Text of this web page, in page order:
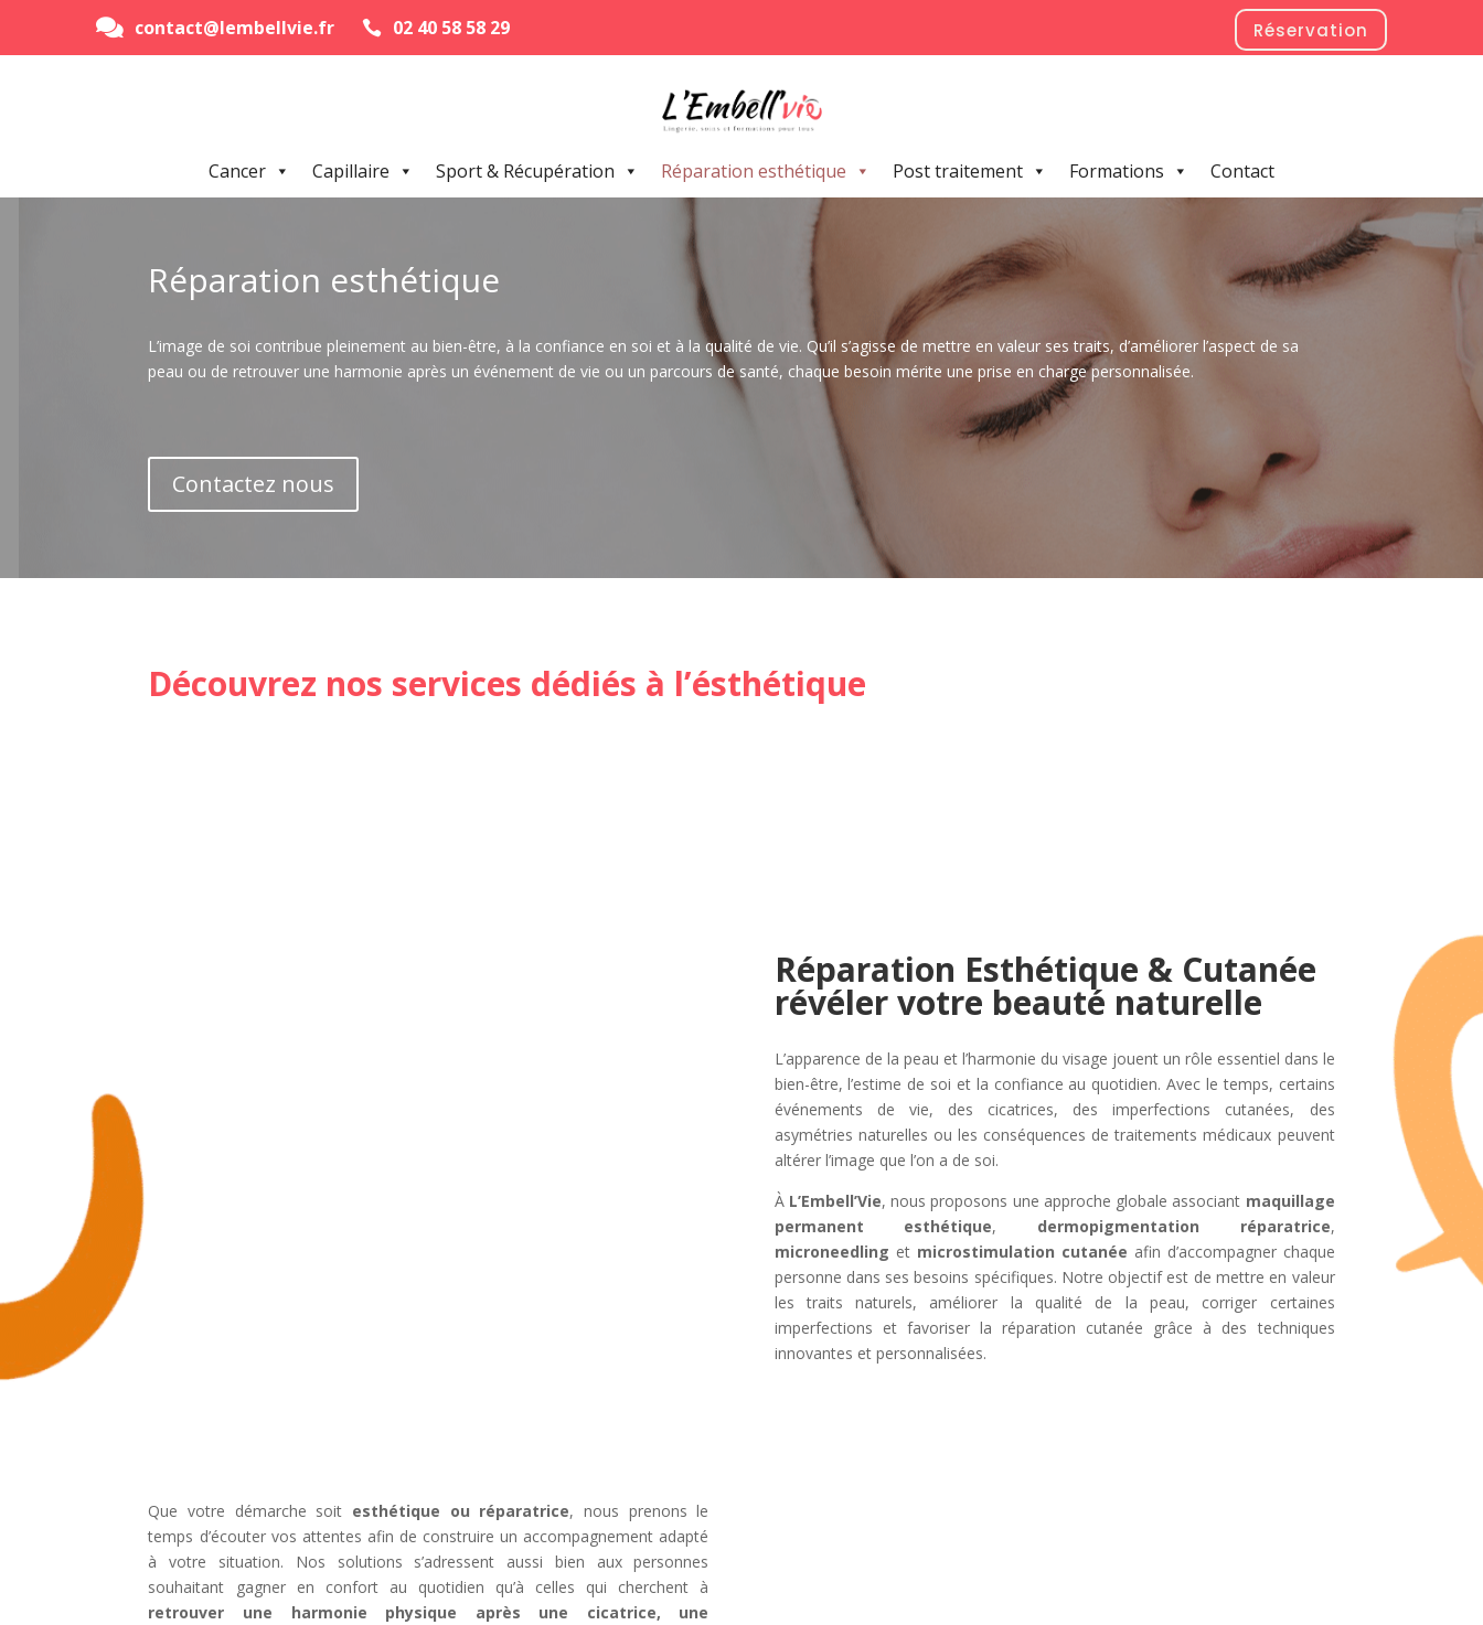
 contact@lembellvie.fr  02 40 58 58 29 Réservation
Cancer Capillaire Sport & Récupération Réparation esthétique Post traitement Formations Contact
Réparation esthétique
L’image de soi contribue pleinement au bien-être, à la confiance en soi et à la qualité de vie. Qu’il s’agisse de mettre en valeur ses traits, d’améliorer l’aspect de sa
peau ou de retrouver une harmonie après un événement de vie ou un parcours de santé, chaque besoin mérite une prise en charge personnalisée.
Contactez nous
Découvrez nos services dédiés à l’ésthétique
Réparation Esthétique & Cutanée
révéler votre beauté naturelle
L’apparence de la peau et l’harmonie du visage jouent un rôle essentiel dans le
bien-être, l’estime de soi et la confiance au quotidien. Avec le temps, certains
événements de vie, des cicatrices, des imperfections cutanées, des
asymétries naturelles ou les conséquences de traitements médicaux peuvent
altérer l’image que l’on a de soi.
À L’Embell’Vie, nous proposons une approche globale associant maquillage
permanent esthétique, dermopigmentation réparatrice,
microneedling et microstimulation cutanée afin d’accompagner chaque
personne dans ses besoins spécifiques. Notre objectif est de mettre en valeur
les traits naturels, améliorer la qualité de la peau, corriger certaines
imperfections et favoriser la réparation cutanée grâce à des techniques
innovantes et personnalisées.
Que votre démarche soit esthétique ou réparatrice, nous prenons le
temps d’écouter vos attentes afin de construire un accompagnement adapté
à votre situation. Nos solutions s’adressent aussi bien aux personnes
souhaitant gagner en confort au quotidien qu’à celles qui cherchent à
retrouver une harmonie physique après une cicatrice, une